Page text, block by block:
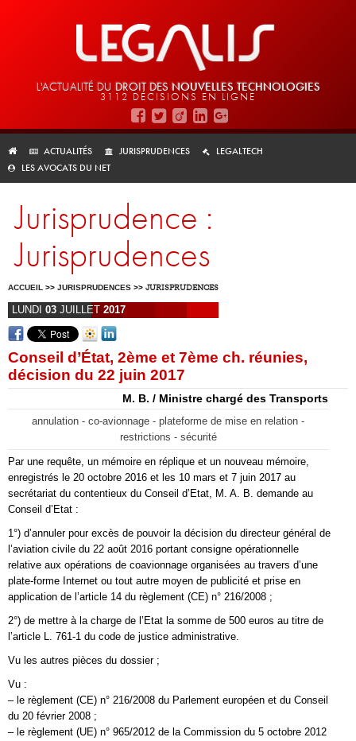
L'ACTUALITÉ DU DROIT DES NOUVELLES TECHNOLOGIES
3112 DÉCISIONS EN LIGNE
ACTUALITÉS JURISPRUDENCES
LEGALTECH
LES AVOCATS DU NET
Jurisprudence :
Jurisprudences
ACCUEIL >> JURISPRUDENCES >> JURISPRUDENCES
LUNDI 03 JUILLET 2017
Conseil d’État, 2ème et 7ème ch. réunies,
décision du 22 juin 2017
M. B. / Ministre chargé des Transports
annulation - co-avionnage - plateforme de mise en relation -
restrictions - sécurité
Par une requête, un mémoire en réplique et un nouveau mémoire,
enregistrés le 20 octobre 2016 et les 10 mars et 7 juin 2017 au
secrétariat du contentieux du Conseil d’Etat, M. A. B. demande au
Conseil d’Etat :
1°) d’annuler pour excès de pouvoir la décision du directeur général de
l’aviation civile du 22 août 2016 portant consigne opérationnelle
relative aux opérations de coavionnage organisées au travers d’une
plate-forme Internet ou tout autre moyen de publicité et prise en
application de l’article 14 du règlement (CE) n° 216/2008 ;
2°) de mettre à la charge de l’Etat la somme de 500 euros au titre de
l’article L. 761-1 du code de justice administrative.
Vu les autres pièces du dossier ;
Vu :
– le règlement (CE) n° 216/2008 du Parlement européen et du Conseil
du 20 février 2008 ;
– le règlement (UE) n° 965/2012 de la Commission du 5 octobre 2012